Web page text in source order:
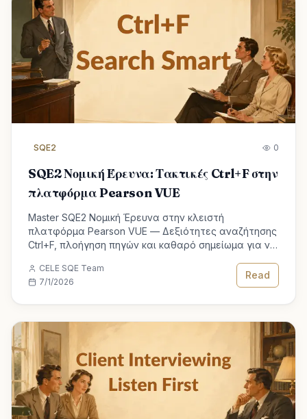
SQE2 0
SQE2 Νομική Έρευνα: Τακτικές Ctrl+F στην
πλατφόρμα Pearson VUE
Master SQE2 Νομική Έρευνα στην κλειστή
πλατφόρμα Pearson VUE — Δεξιότητες αναζήτησης
Ctrl+F, πλοήγηση πηγών και καθαρό σημείωμα για να
CELE SQE Team
7/1/2026
Read